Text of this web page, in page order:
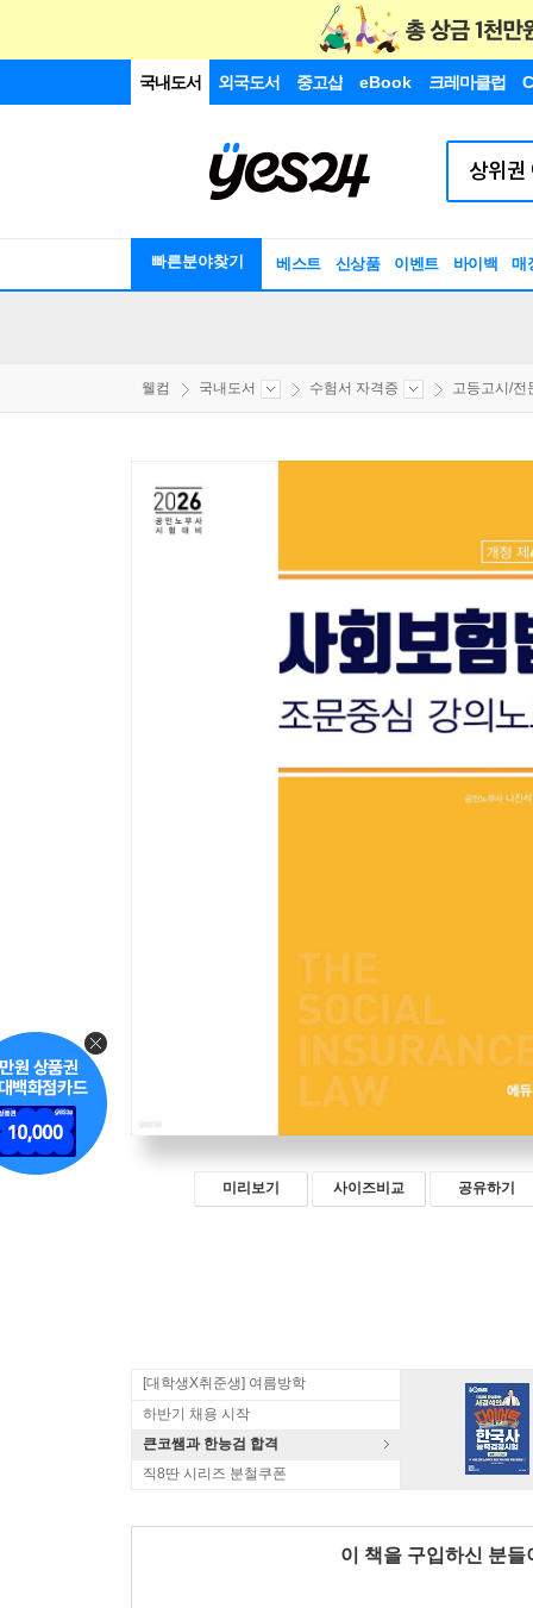
국내도서 외국도서 중고샵 eBook 크레마클럽
빠른분야찾기 베스트 신상품 이벤트 바이백 매
웰컴 국내도서 수험서 자격증 고등고시/전
미리보기 사이즈비교 공유하기
[대학생X취준생] 여름방학
하반기 채용 시작
큰코쌤과 한능검 합격
직8딴 시리즈 분철쿠폰
이 책을 구입하신 분